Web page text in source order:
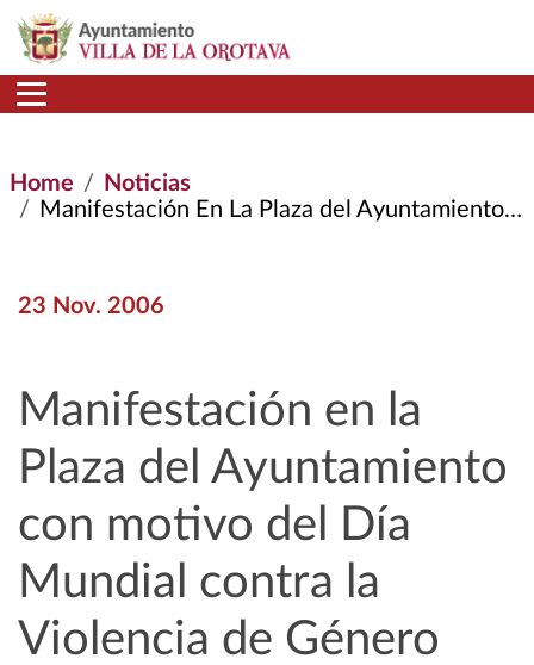
Skip to main content
Home
Noticias
Manifestación En La Plaza del Ayuntamiento Con Motivo del Día Mundial Contra La Violencia de Género
23 Nov. 2006
Manifestación en la
Plaza del Ayuntamiento
con motivo del Día
Mundial contra la
Violencia de Género